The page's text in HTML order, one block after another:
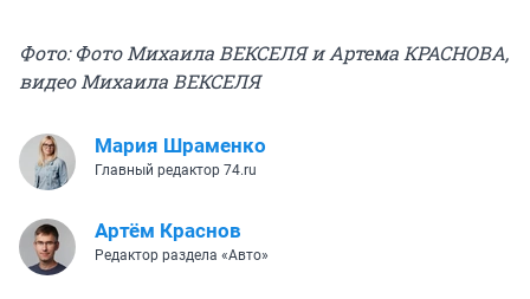
Фото: Фото Михаила ВЕКСЕЛЯ и Артема КРАСНОВА,
видео Михаила ВЕКСЕЛЯ
Мария Шраменко
Главный редактор 74.ru
Артём Краснов
Редактор раздела «Авто»